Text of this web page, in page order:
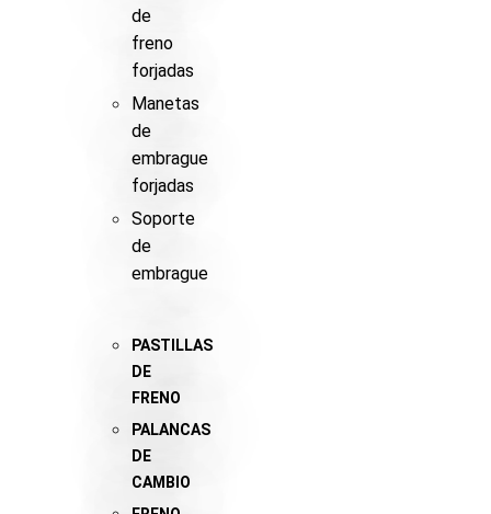
de
freno
forjadas
Manetas
de
embrague
forjadas
Soporte
de
embrague
PASTILLAS
DE
FRENO
PALANCAS
DE
CAMBIO